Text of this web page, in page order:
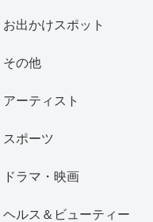
お出かけスポット
その他
アーティスト
スポーツ
ドラマ・映画
ヘルス＆ビューティー